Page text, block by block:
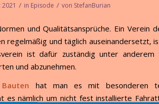
/ in Episode / von StefanBurian
und Qualitätsansprüche. Ein Verein
regelmäßig und täglich auseinandersetzt,
ist dafür zuständig unter anderem
und abzunehmen.
hat man es mit besonderen
es nämlich um nicht fest installierte